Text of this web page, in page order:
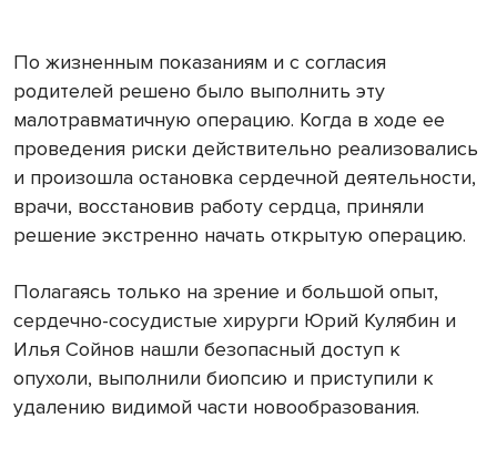
По жизненным показаниям и с согласия
родителей решено было выполнить эту
малотравматичную операцию. Когда в ходе ее
проведения риски действительно реализовались
и произошла остановка сердечной деятельности,
врачи, восстановив работу сердца, приняли
решение экстренно начать открытую операцию.
Полагаясь только на зрение и большой опыт,
сердечно-сосудистые хирурги Юрий Кулябин и
Илья Сойнов нашли безопасный доступ к
опухоли, выполнили биопсию и приступили к
удалению видимой части новообразования.